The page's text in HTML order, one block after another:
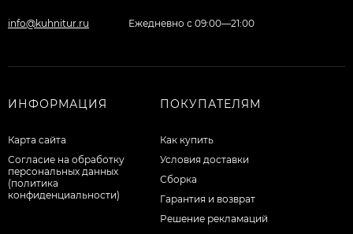
info@kuhnitur.ru Ежедневно с 09:00—21:00
ИНФОРМАЦИЯ
Карта сайта
Согласие на обработку
персональных данных
(политика
конфиденциальности)
ПОКУПАТЕЛЯМ
Как купить
Условия доставки
Сборка
Гарантия и возврат
Решение рекламаций